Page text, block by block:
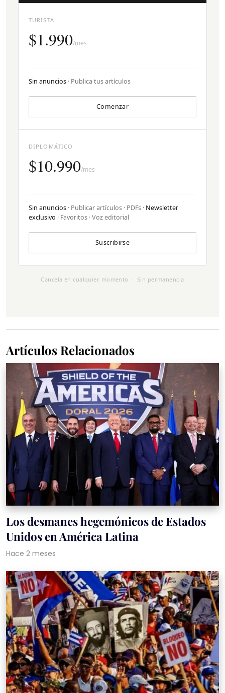
TURISTA
$1.990/mes
Sin anuncios · Publica tus artículos
Comenzar
DIPLOMÁTICO
$10.990/mes
Sin anuncios · Publicar artículos · PDFs · Newsletter
exclusivo · Favoritos · Voz editorial
Suscribirse
Cancela en cualquier momento · Sin permanencia
Artículos Relacionados
Los desmanes hegemónicos de Estados
Unidos en América Latina
Hace 2 meses